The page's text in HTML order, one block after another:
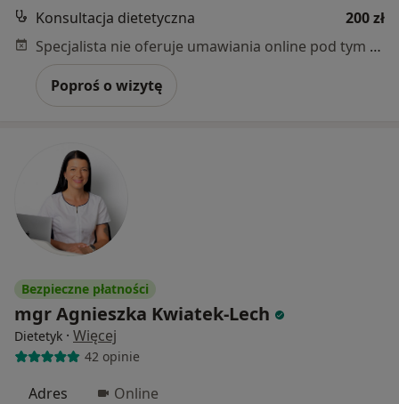
Konsultacja dietetyczna
200 zł
Specjalista nie oferuje umawiania online pod tym adresem.
Poproś o wizytę
Bezpieczne płatności
mgr Agnieszka Kwiatek-Lech
Dietetyk · Więcej
42 opinie
Adres Online